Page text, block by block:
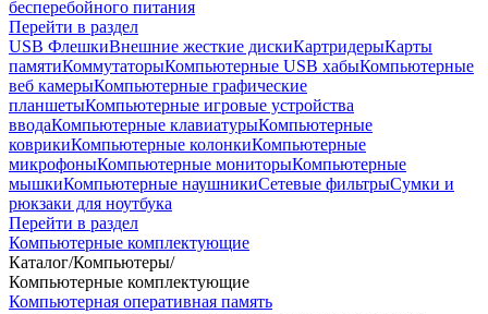
бесперебойного питания
Перейти в раздел
USB ФлешкиВнешние жесткие дискиКартридерыКарты
памятиКоммутаторыКомпьютерные USB хабыКомпьютерные
веб камерыКомпьютерные графические
планшетыКомпьютерные игровые устройства
вводаКомпьютерные клавиатурыКомпьютерные
коврикиКомпьютерные колонкиКомпьютерные
микрофоныКомпьютерные мониторыКомпьютерные
мышкиКомпьютерные наушникиСетевые фильтрыСумки и
рюкзаки для ноутбука
Перейти в раздел
Компьютерные комплектующие
Каталог/Компьютеры/
Компьютерные комплектующие
Компьютерная оперативная память